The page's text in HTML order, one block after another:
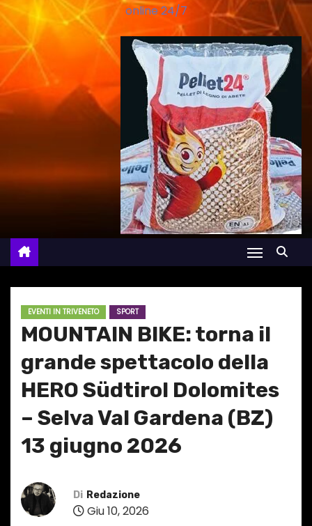
online 24/7
EVENTI IN TRIVENETO SPORT
MOUNTAIN BIKE: torna il
grande spettacolo della
HERO Südtirol Dolomites
– Selva Val Gardena (BZ)
13 giugno 2026
Di Redazione
Giu 10, 2026